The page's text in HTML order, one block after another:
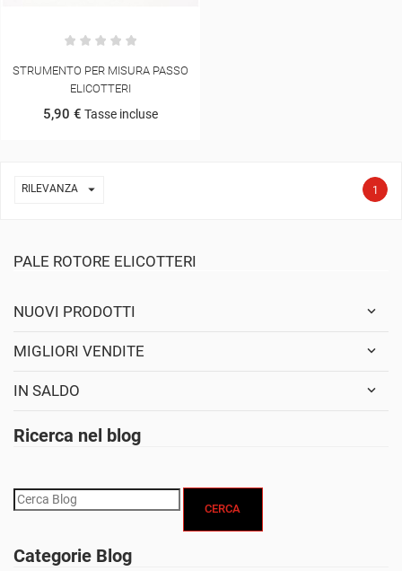
PALE ROTORE ELICOTTERI
NUOVI PRODOTTI
MIGLIORI VENDITE
IN SALDO
Ricerca nel blog
CERCA
Categorie Blog
STRUMENTO PER MISURA PASSO
ELICOTTERI
5,90 € Tasse incluse
RILEVANZA  1